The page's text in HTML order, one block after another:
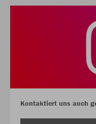
Kontaktiert uns auch